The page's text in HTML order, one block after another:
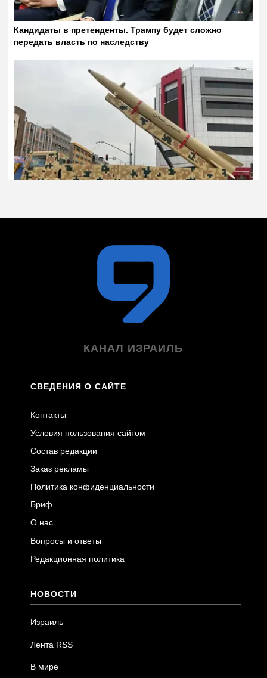
КАНАЛ ИЗРАИЛЬ
СВЕДЕНИЯ О САЙТЕ
Контакты
Условия пользования сайтом
Состав редакции
Заказ рекламы
Политика конфиденциальности
Бриф
О нас
Вопросы и ответы
Редакционная политика
НОВОСТИ
Израиль
Лента RSS
В мире